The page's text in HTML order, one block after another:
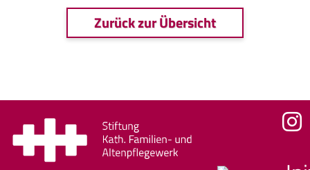
Zurück zur Übersicht